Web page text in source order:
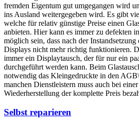
fremden Eigentum gut umgegangen wird
ins Ausland weitergegeben wird. Es gibt
welche für relativ günstige Preise einen
anbieten. Hier kann es immer zu defekten
möglich sein, dass nach der Instandsetzung
Displays nicht mehr richtig funktionieren.
immer ein Displaytausch, der für nur ein
durchgeführt werden kann. Beim
notwendig das Kleingedruckte in den
manchen Dienstleistern muss auch bei
Wiederherstellung der komplette Preis
Selbst reparieren